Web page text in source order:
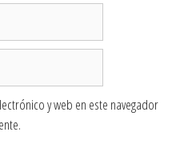
y web en este navegador